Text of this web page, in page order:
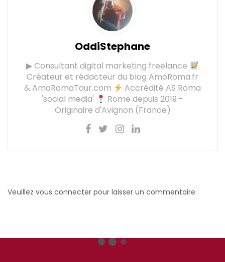
OddiStephane
▶ Consultant digital marketing freelance
Créateur et rédacteur du blog AmoRoma.fr
& AmoRomaTour.com
Accrédité AS Roma
'social media'
Rome depuis 2019 -
Originaire d'Avignon (France)
Veuillez vous connecter pour laisser un commentaire.